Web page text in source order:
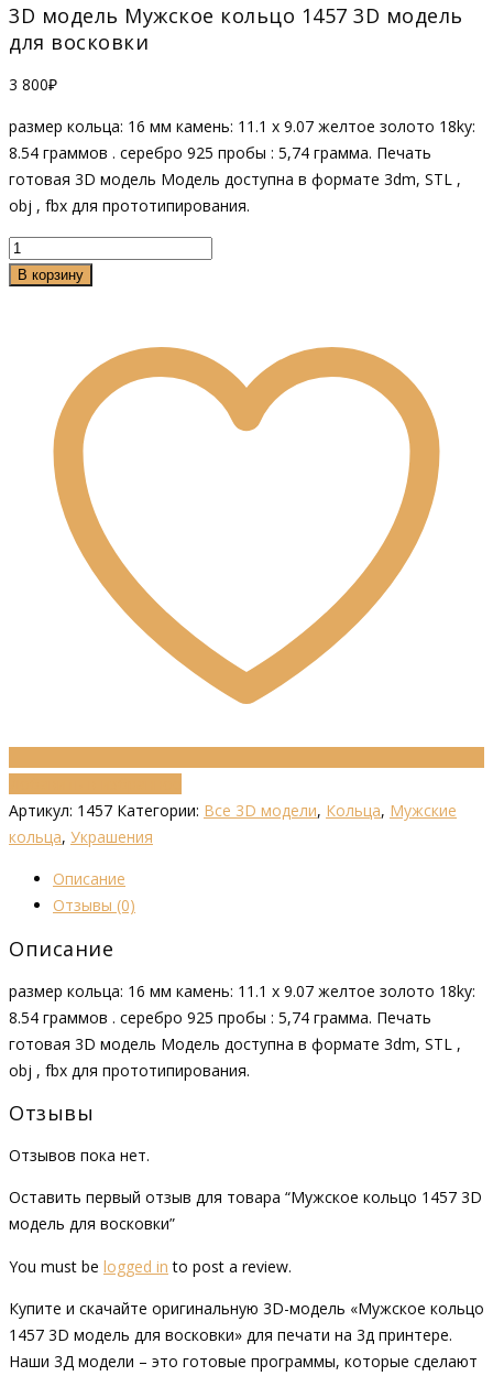
3D модель Мужское кольцо 1457 3D модель
для восковки
3 800₽
размер кольца: 16 мм камень: 11.1 x 9.07 желтое золото 18ky:
8.54 граммов . серебро 925 пробы : 5,74 грамма. Печать
готовая 3D модель Модель доступна в формате 3dm, STL ,
obj , fbx для прототипирования.
Количество
товара
модель
восковки
В корзину
Артикул: 1457 Категории: Все 3D модели, Кольца, Мужские
кольца, Украшения
Описание
Отзывы (0)
Описание
размер кольца: 16 мм камень: 11.1 x 9.07 желтое золото 18ky:
8.54 граммов . серебро 925 пробы : 5,74 грамма. Печать
готовая 3D модель Модель доступна в формате 3dm, STL ,
obj , fbx для прототипирования.
Отзывы
Отзывов пока нет.
Оставить первый отзыв для товара “Мужское кольцо 1457 3D
модель для восковки”
You must be logged in to post a review.
Купите и скачайте оригинальную 3D-модель «Мужское кольцо
1457 3D модель для восковки» для печати на 3д принтере.
Наши 3Д модели – это готовые программы, которые сделают